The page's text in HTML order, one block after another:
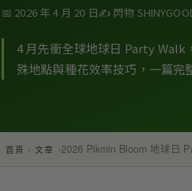
📅 2026 年 4 月 20 日✍️ 閃物
4 月先衝全球地球日 Party Walk
殊地點與種花效率技巧，一篇完
首頁 › 文章 ›2026 Pikmin Bloom 地球日